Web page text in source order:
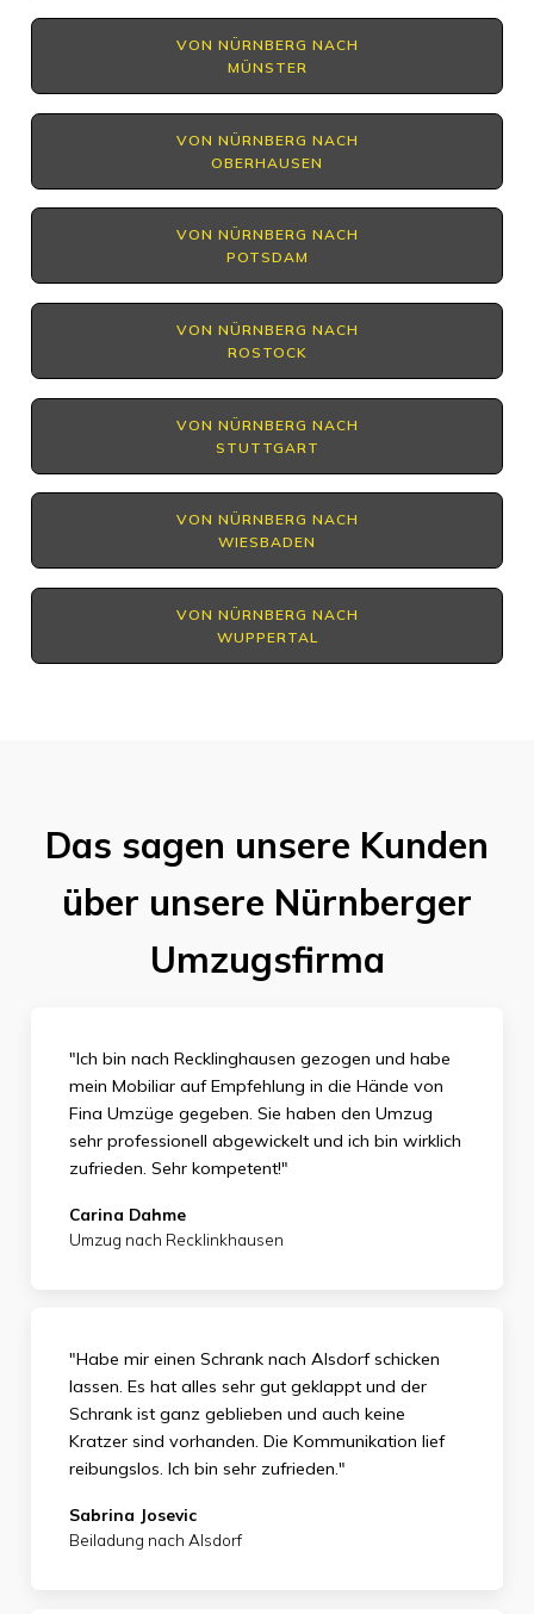
VON NÜRNBERG NACH
MÜNSTER
VON NÜRNBERG NACH
OBERHAUSEN
VON NÜRNBERG NACH
POTSDAM
VON NÜRNBERG NACH
ROSTOCK
VON NÜRNBERG NACH
STUTTGART
VON NÜRNBERG NACH
WIESBADEN
VON NÜRNBERG NACH
WUPPERTAL
Das sagen unsere Kunden
über unsere Nürnberger
Umzugsfirma
"Ich bin nach Recklinghausen gezogen und habe
mein Mobiliar auf Empfehlung in die Hände von
Fina Umzüge gegeben. Sie haben den Umzug
sehr professionell abgewickelt und ich bin wirklich
zufrieden. Sehr kompetent!"
Carina Dahme
Umzug nach Recklinkhausen
"Habe mir einen Schrank nach Alsdorf schicken
lassen. Es hat alles sehr gut geklappt und der
Schrank ist ganz geblieben und auch keine
Kratzer sind vorhanden. Die Kommunikation lief
reibungslos. Ich bin sehr zufrieden."
Sabrina Josevic
Beiladung nach Alsdorf